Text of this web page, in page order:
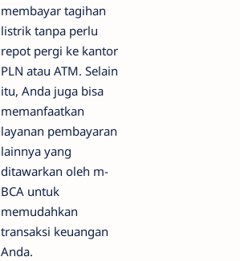
membayar tagihan
listrik tanpa perlu
repot pergi ke kantor
PLN atau ATM. Selain
itu, Anda juga bisa
memanfaatkan
layanan pembayaran
lainnya yang
ditawarkan oleh m-
BCA untuk
memudahkan
transaksi keuangan
Anda.